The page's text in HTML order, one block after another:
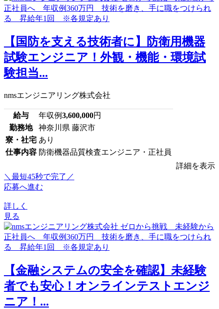
【国防を支える技術者に】防衛用機器
試験エンジニア！外観・機能・環境試
験担当...
nmsエンジニアリング株式会社
給与 年収例3,600,000円
勤務地
神奈川県 藤沢市
寮・社宅 あり
仕事内容 防衛機器品質検査エンジニア・正社員
詳細を表示
＼最短45秒で完了／
応募へ進む
詳しく
見る
【金融システムの安全を確認】未経験
者でも安心！オンラインテストエンジ
ニア！...